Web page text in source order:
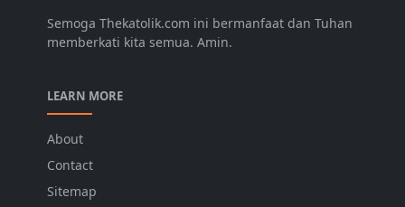
Semoga Thekatolik.com ini bermanfaat dan Tuhan
memberkati kita semua. Amin.
LEARN MORE
About
Contact
Sitemap